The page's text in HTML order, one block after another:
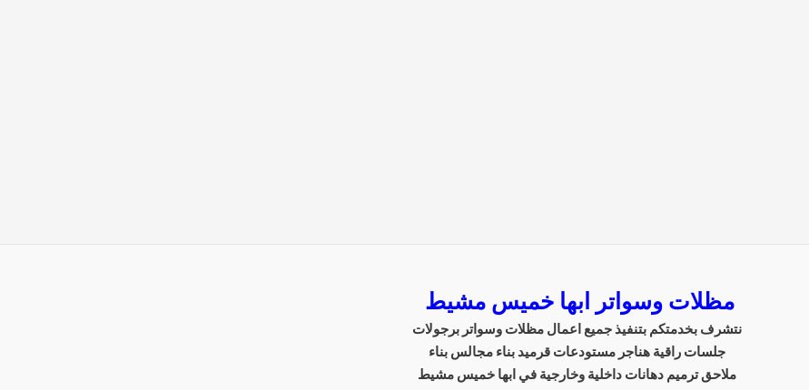
مظلات وسواتر ابها خميس مشيط
نتشرف بخدمتكم بتنفيذ جميع اعمال مظلات وسواتر برجولات
جلسات راقية هناجر مستودعات قرميد بناء مجالس بناء
ملاحق ترميم دهانات داخلية وخارجية في ابها خميس مشيط